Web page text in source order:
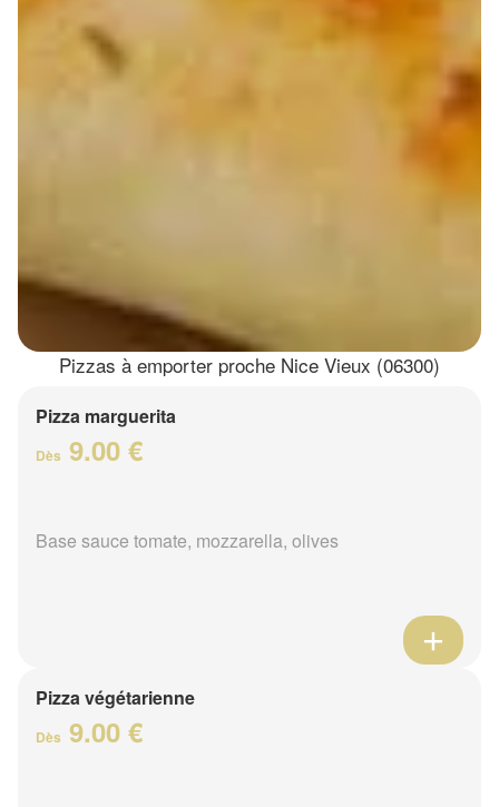
Pizzas à emporter proche Nice Vieux (06300)
Pizza marguerita
Dès 9.00 €
Base sauce tomate, mozzarella, olives
Pizza végétarienne
Dès 9.00 €